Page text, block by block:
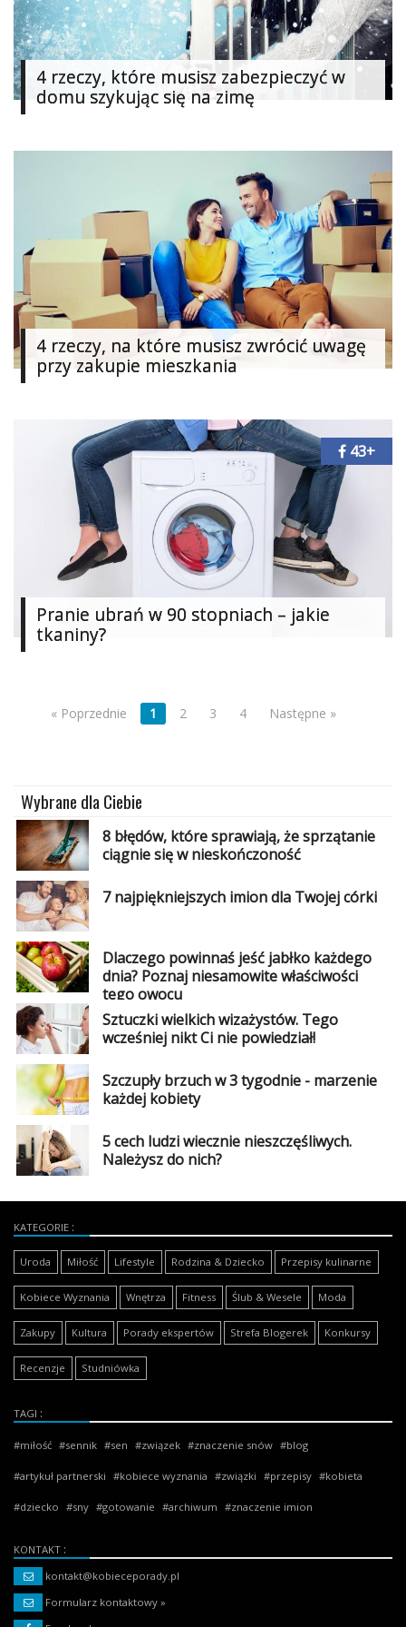
4 rzeczy, które musisz zabezpieczyć w
domu szykując się na zimę
4 rzeczy, na które musisz zwrócić uwagę
przy zakupie mieszkania
Pranie ubrań w 90 stopniach – jakie
tkaniny?
43+
« Poprzednie 1 2 3 4 Następne »
Wybrane dla Ciebie
8 błędów, które sprawiają, że sprzątanie
ciągnie się w nieskończoność
7 najpiękniejszych imion dla Twojej córki
Dlaczego powinnaś jeść jabłko każdego
dnia? Poznaj niesamowite właściwości
tego owocu
Sztuczki wielkich wizażystów. Tego
wcześniej nikt Ci nie powiedział!
Szczupły brzuch w 3 tygodnie - marzenie
każdej kobiety
5 cech ludzi wiecznie nieszczęśliwych.
Należysz do nich?
KATEGORIE
Uroda Miłość Lifestyle Rodzina & Dziecko Przepisy kulinarne
Kobiece Wyznania Wnętrza Fitness Ślub & Wesele Moda
Zakupy Kultura Porady ekspertów Strefa Blogerek Konkursy
Recenzje Studniówka
TAGI
miłość sennik sen związek znaczenie snów blog
artykuł partnerski kobiece wyznania związki przepisy kobieta
dziecko sny gotowanie archiwum znaczenie imion
KONTAKT
kontakt@kobieceporady.pl
Formularz kontaktowy »